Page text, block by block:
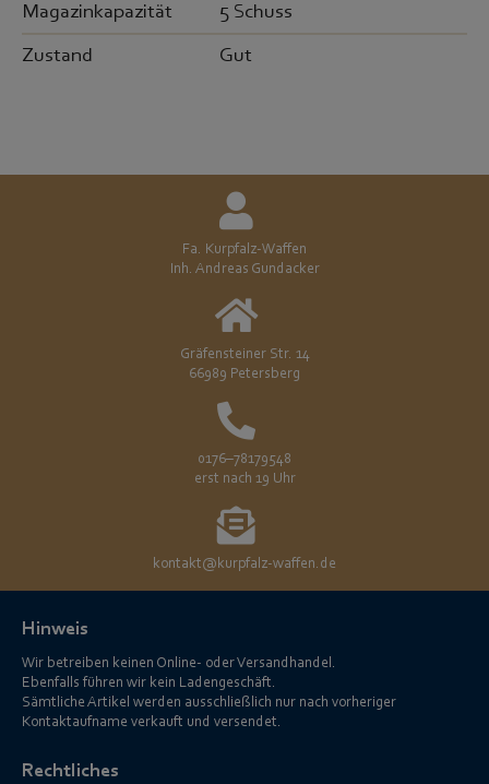
Magazinkapazität 5 Schuss
Zustand Gut
Fa. Kurpfalz-Waffen
Inh. Andreas Gundacker
Gräfensteiner Str. 14
66989 Petersberg
0176–78179548
erst nach 19 Uhr
kontakt@kurpfalz-waffen.de
Hinweis
Wir betreiben keinen Online- oder Versandhandel.
Ebenfalls führen wir kein Ladengeschäft.
Sämtliche Artikel werden ausschließlich nur nach vorheriger
Kontaktaufname verkauft und versendet.
Rechtliches